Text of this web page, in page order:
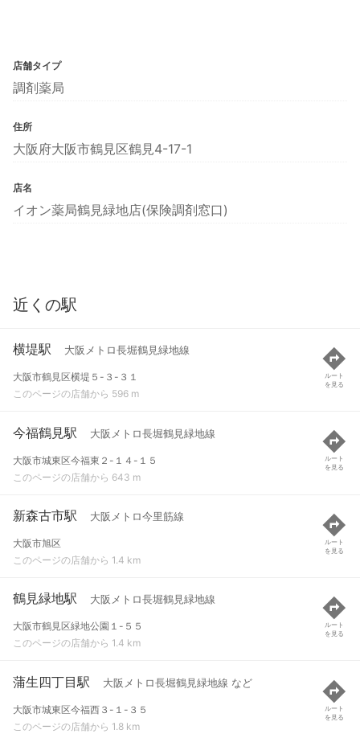
店舗タイプ
調剤薬局
住所
大阪府大阪市鶴見区鶴見4-17-1
店名
イオン薬局鶴見緑地店(保険調剤窓口)
近くの駅
横堤駅 大阪メトロ長堀鶴見緑地線
大阪市鶴見区横堤５-３-３１
このページの店舗から 596 m
ルート
を見る
今福鶴見駅 大阪メトロ長堀鶴見緑地線
大阪市城東区今福東２-１４-１５
このページの店舗から 643 m
ルート
を見る
新森古市駅 大阪メトロ今里筋線
大阪市旭区
このページの店舗から 1.4 km
ルート
を見る
鶴見緑地駅 大阪メトロ長堀鶴見緑地線
大阪市鶴見区緑地公園１-５５
このページの店舗から 1.4 km
ルート
を見る
蒲生四丁目駅 大阪メトロ長堀鶴見緑地線 など
大阪市城東区今福西３-１-３５
このページの店舗から 1.8 km
ルート
を見る